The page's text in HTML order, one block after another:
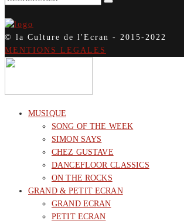
© la Culture de l'Ecran - 2015-2022
MENTIONS LEGALES
MUSIQUE
SONG OF THE WEEK
SIMON SAYS
CHEZ GUSTAVE
DANCEFLOOR CLASSICS
ON THE ROCKS
GRAND & PETIT ECRAN
GRAND ECRAN
PETIT ECRAN